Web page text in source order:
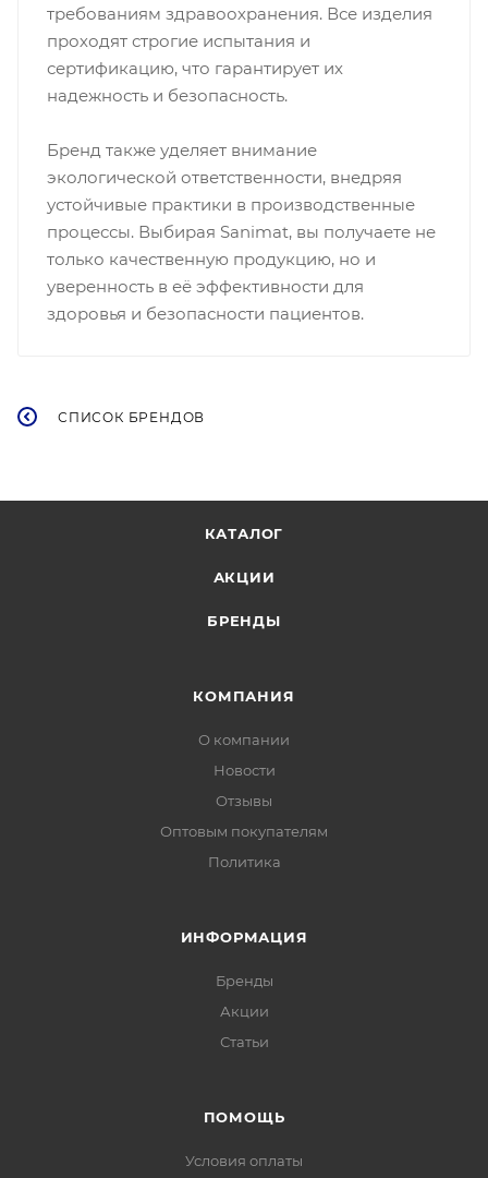
требованиям здравоохранения. Все изделия
проходят строгие испытания и
сертификацию, что гарантирует их
надежность и безопасность.
Бренд также уделяет внимание
экологической ответственности, внедряя
устойчивые практики в производственные
процессы. Выбирая Sanimat, вы получаете не
только качественную продукцию, но и
уверенность в её эффективности для
здоровья и безопасности пациентов.
СПИСОК БРЕНДОВ
КАТАЛОГ
АКЦИИ
БРЕНДЫ
КОМПАНИЯ
О компании
Новости
Отзывы
Оптовым покупателям
Политика
ИНФОРМАЦИЯ
Бренды
Акции
Статьи
ПОМОЩЬ
Условия оплаты